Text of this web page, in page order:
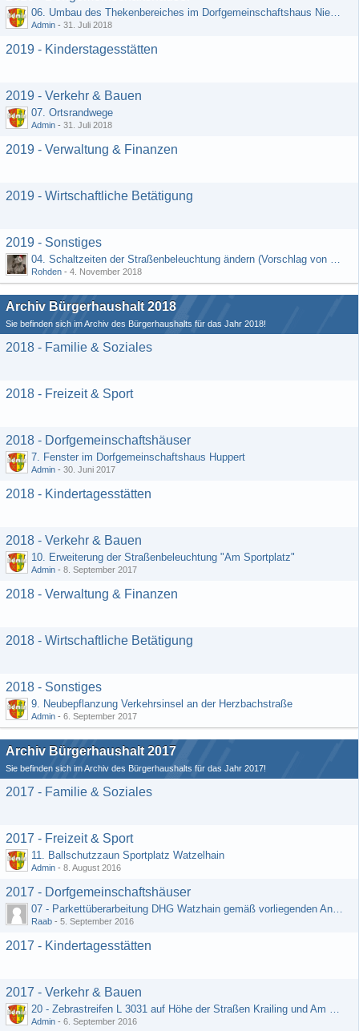
06. Umbau des Thekenbereiches im Dorfgemeinschaftshaus Niedermeilingen und Schaffung eines Lagerraumes
Admin - 31. Juli 2018
2019 - Kinderstagesstätten
2019 - Verkehr & Bauen
07. Ortsrandwege
Admin - 31. Juli 2018
2019 - Verwaltung & Finanzen
2019 - Wirtschaftliche Betätigung
2019 - Sonstiges
04. Schaltzeiten der Straßenbeleuchtung ändern (Vorschlag von Hermann Rädiker 01.07.2018)
Rohden - 4. November 2018
Archiv Bürgerhaushalt 2018
Sie befinden sich im Archiv des Bürgerhaushalts für das Jahr 2018!
2018 - Familie & Soziales
2018 - Freizeit & Sport
2018 - Dorfgemeinschaftshäuser
7. Fenster im Dorfgemeinschaftshaus Huppert
Admin - 30. Juni 2017
2018 - Kindertagesstätten
2018 - Verkehr & Bauen
10. Erweiterung der Straßenbeleuchtung "Am Sportplatz"
Admin - 8. September 2017
2018 - Verwaltung & Finanzen
2018 - Wirtschaftliche Betätigung
2018 - Sonstiges
9. Neubepflanzung Verkehrsinsel an der Herzbachstraße
Admin - 6. September 2017
Archiv Bürgerhaushalt 2017
Sie befinden sich im Archiv des Bürgerhaushalts für das Jahr 2017!
2017 - Familie & Soziales
2017 - Freizeit & Sport
11. Ballschutzzaun Sportplatz Watzelhain
Admin - 8. August 2016
2017 - Dorfgemeinschaftshäuser
07 - Parkettüberarbeitung DHG Watzhain gemäß vorliegenden Angebot
Raab - 5. September 2016
2017 - Kindertagesstätten
2017 - Verkehr & Bauen
20 - Zebrastreifen L 3031 auf Höhe der Straßen Krailing und Am Heiligenborn
Admin - 6. September 2016